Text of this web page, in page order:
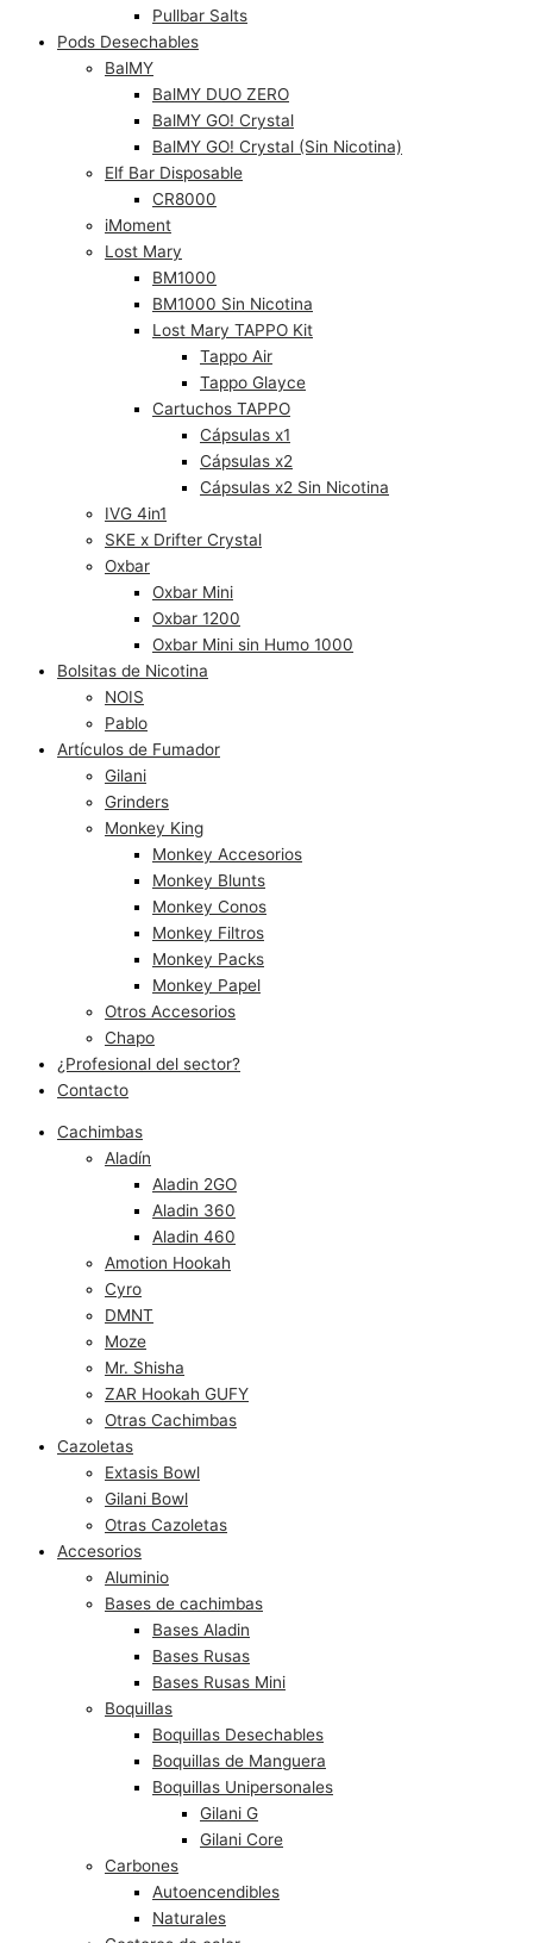
Pullbar Salts
Pods Desechables
BalMY
BalMY DUO ZERO
BalMY GO! Crystal
BalMY GO! Crystal (Sin Nicotina)
Elf Bar Disposable
CR8000
iMoment
Lost Mary
BM1000
BM1000 Sin Nicotina
Lost Mary TAPPO Kit
Tappo Air
Tappo Glayce
Cartuchos TAPPO
Cápsulas x1
Cápsulas x2
Cápsulas x2 Sin Nicotina
IVG 4in1
SKE x Drifter Crystal
Oxbar
Oxbar Mini
Oxbar 1200
Oxbar Mini sin Humo 1000
Bolsitas de Nicotina
NOIS
Pablo
Artículos de Fumador
Gilani
Grinders
Monkey King
Monkey Accesorios
Monkey Blunts
Monkey Conos
Monkey Filtros
Monkey Packs
Monkey Papel
Otros Accesorios
Chapo
¿Profesional del sector?
Contacto
Cachimbas
Aladín
Aladin 2GO
Aladin 360
Aladin 460
Amotion Hookah
Cyro
DMNT
Moze
Mr. Shisha
ZAR Hookah GUFY
Otras Cachimbas
Cazoletas
Extasis Bowl
Gilani Bowl
Otras Cazoletas
Accesorios
Aluminio
Bases de cachimbas
Bases Aladin
Bases Rusas
Bases Rusas Mini
Boquillas
Boquillas Desechables
Boquillas de Manguera
Boquillas Unipersonales
Gilani G
Gilani Core
Carbones
Autoencendibles
Naturales